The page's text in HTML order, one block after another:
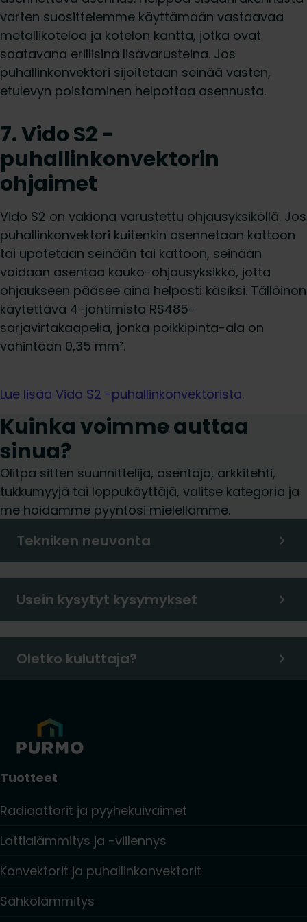
varten suosittelemme käyttämään vastaavaa
metallikoteloa ja kotelon kantta, jotka ovat
saatavana erillisinä lisävarusteina. Jos
puhallinkonvektori sijoitetaan seinää vasten,
etulevyn poistaminen helpottaa asennusta.
7. Vido S2 -
puhallinkonvektorin
ohjaimet
Vido S2 on vakiona varustettu ohjausyksiköllä. Jos
puhallinkonvektori kuitenkin asennetaan kattoon
tai upotetaan seinään tai kattoon, seinään
voidaan asentaa kauko-ohjausyksikkö, jotta
ohjaukseen pääsee aina helposti käsiksi. Tällöinon
käytettävä 4-johtimista RS485-
sarjavirtakaapelia, jonka poikkipinta-ala on
vähintään 0,35 mm².
Lue lisää Vido S2 -puhallinkonvektorista.
Kuinka voimme auttaa
sinua?
Olitpa sitten suunnittelija, asentaja, arkkitehti,
tukkumyyjä tai loppukäyttäjä, valitse kategoria ja
me hoidamme pyyntösi mielellämme.
Tekniken neuvonta
Usein kysytyt kysymykset
Oletko kuluttaja?
Tuotteet
Radiaattorit ja pyyhekuivaimet
Lattialämmitys ja -viilennys
Konvektorit ja puhallinkonvektorit
Sähkölämmitys